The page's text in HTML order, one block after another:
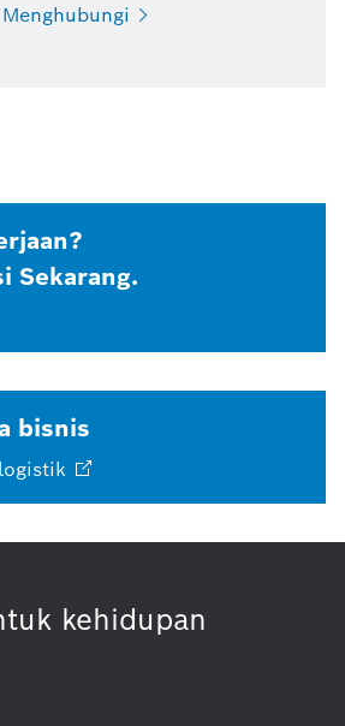
Menghubungi
Sekarang.
bisnis
logistik
kehidupan